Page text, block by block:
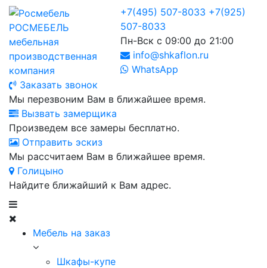
РОСМЕБЕЛЬ
мебельная
производственная
компания
+7(495) 507-8033 +7(925)
507-8033
Пн-Вск с 09:00 до 21:00
info@shkaflon.ru
WhatsApp
Заказать звонок
Мы перезвоним Вам в ближайшее время.
Вызвать замерщика
Произведем все замеры бесплатно.
Отправить эскиз
Мы рассчитаем Вам в ближайшее время.
Голицыно
Найдите ближайший к Вам адрес.
Мебель на заказ
Шкафы-купе